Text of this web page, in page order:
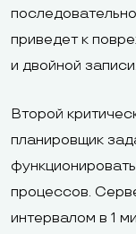
приведет к
и двойной записи.
Второй
планировщик
процессов.
интервалом в 1